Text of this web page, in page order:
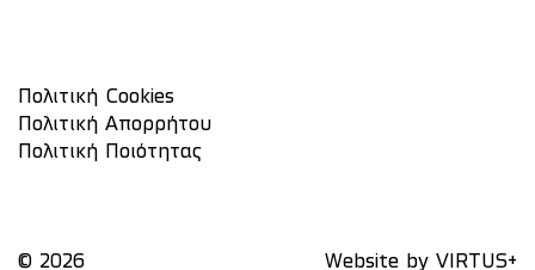
© 2026
Πολιτική Cookies
Πολιτική Απορρήτου
Πολιτική Ποιότητας
Website by VIRTUS+